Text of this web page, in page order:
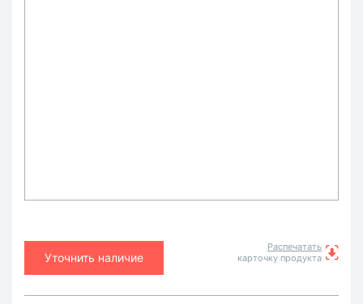
Уточнить наличие
Распечатать
карточку продукта